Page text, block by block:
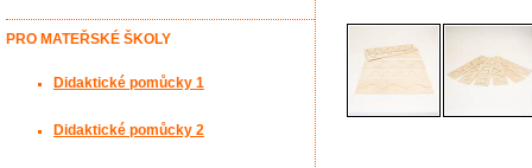
PRO MATEŘSKÉ ŠKOLY
Didaktické pomůcky 1
Didaktické pomůcky 2